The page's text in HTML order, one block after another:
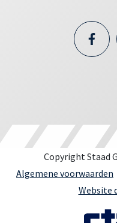
Copyright Staad
Algemene voorwaarden
Website